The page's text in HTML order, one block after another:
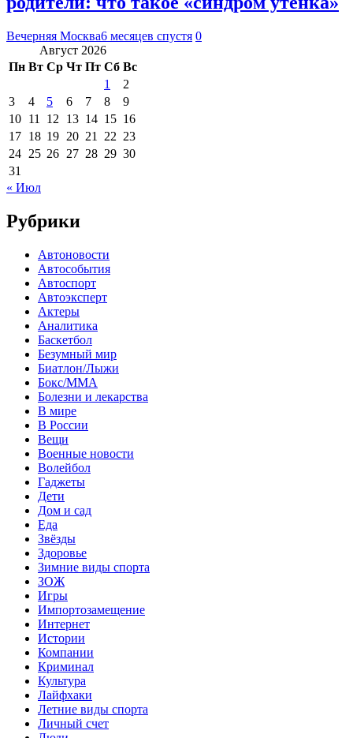
Вечерняя Москва6 месяцев спустя 0
Август 2026
Пн Вт Ср Чт Пт Сб Вс
1
2
3
4 5 6 7 8
9
10 11 12 13 14 15 16
17 18 19 20 21 22 23
24 25 26 27 28 29 30
31
« Июл
Рубрики
Автоновости
Автособытия
Автоспорт
Автоэксперт
Актеры
Аналитика
Баскетбол
Безумный мир
Биатлон/Лыжи
Бокс/MMA
Болезни и лекарства
В мире
В России
Вещи
Военные новости
Волейбол
Гаджеты
Дети
Дом и сад
Еда
Звёзды
Здоровье
Зимние виды спорта
ЗОЖ
Игры
Импортозамещение
Интернет
Истории
Компании
Криминал
Культура
Лайфхаки
Летние виды спорта
Личный счет